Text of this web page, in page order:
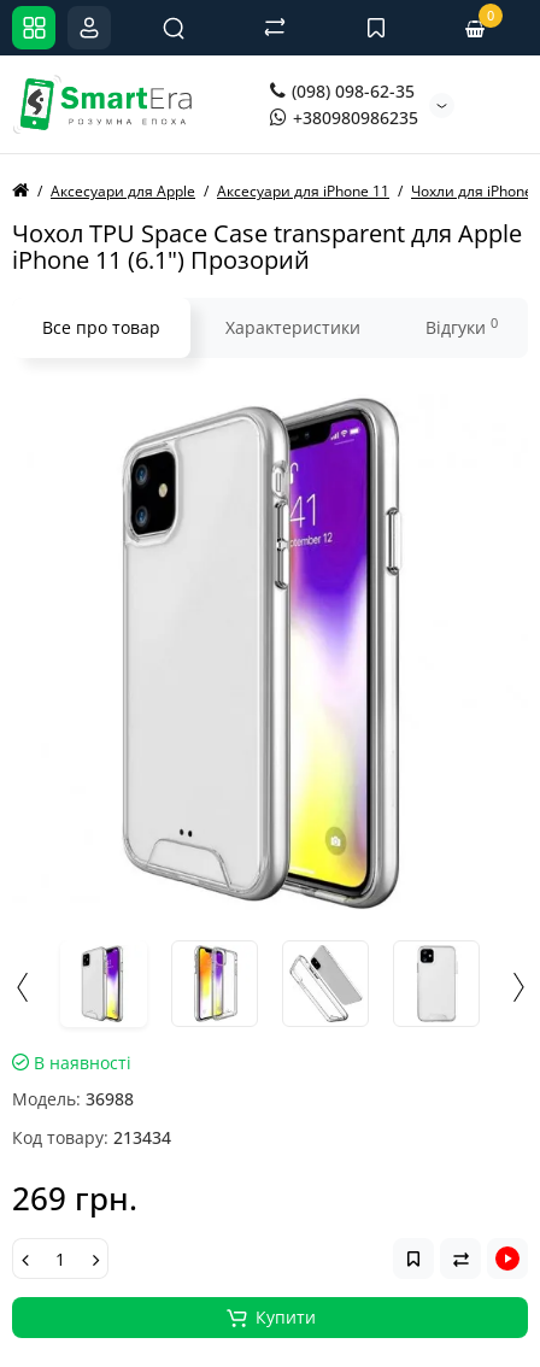
(098) 098-62-35
+380980986235
0
Аксесуари для Apple Аксесуари для iPhone 11 Чохли для iPhone
Чохол TPU Space Case transparent для Apple
iPhone 11 (6.1") Прозорий
Все про товар Характеристики Відгуки 0
В наявності
Модель: 36988
Код товару: 213434
269 грн.
Купити